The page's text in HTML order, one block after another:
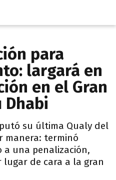
para
largará en
en el Gran
Dhabi
su última Qualy del
manera: terminó
una penalización,
de cara a la gran